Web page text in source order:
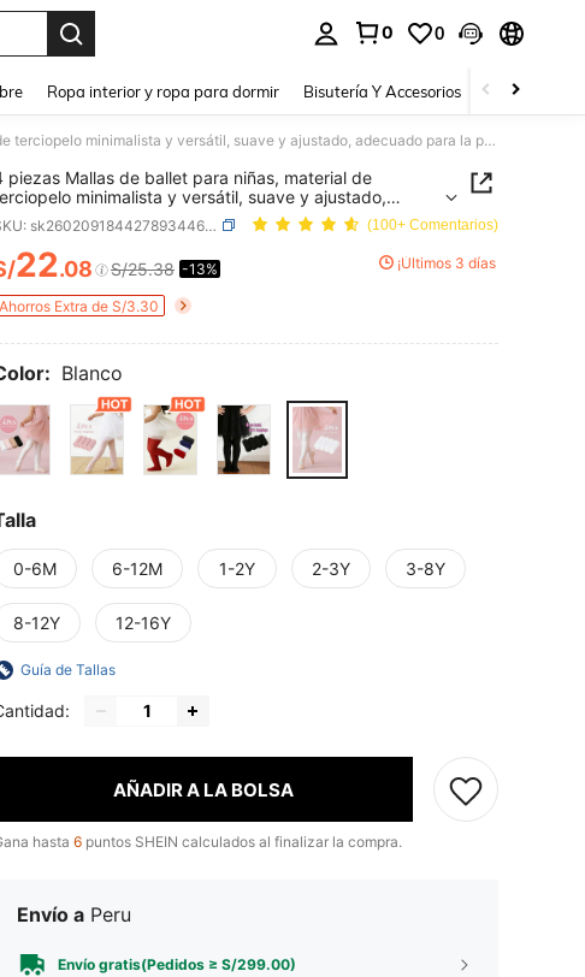
0 0
Ropa interior y ropa para dormir Bisutería Y Accesorios Zapatos
4 piezas Mallas de ballet para niñas, material de terciopelo minimalista y versátil, suave y ajustado, adecuado para la práctica de baile de niñas
piezas Mallas de ballet para niñas, material de
minimalista y versátil, suave y ajustado,
para la práctica de baile de niñas
SKU: sk260209184427893446853 (100+ Comentarios)
AND AVAILABILITY
22.08 S/25.38 -13% ¡Últimos 3 días
Ahorros Extra de S/3.30
Blanco
0-6M 6-12M 1-2Y 2-3Y 3-8Y
8-12Y 12-16Y
Guía de Tallas
AÑADIR A LA BOLSA
hasta 6 puntos SHEIN calculados al finalizar la compra.
Envío a Peru
Envío gratis(Pedidos ≥ S/299.00)